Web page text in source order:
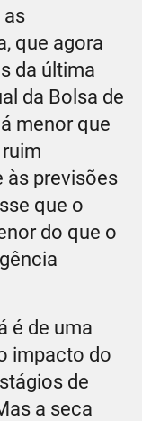
as
que agora
da última
da Bolsa de
menor que
às previsões
que o
do que o
é de uma
impacto do
de
a seca